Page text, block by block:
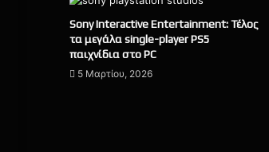
Sony Interactive Entertainment: Τέλος
τα μεγάλα single-player PS5
παιχνίδια στο PC
5 Μαρτίου, 2026